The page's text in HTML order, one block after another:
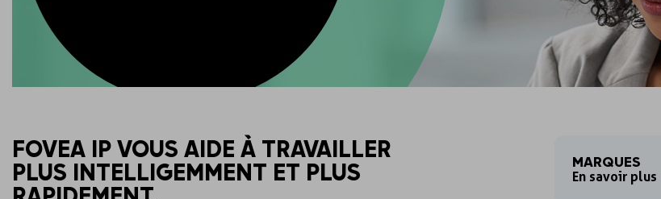
FOVEA IP VOUS AIDE À TRAVAILLER
PLUS INTELLIGEMMENT ET PLUS MARQUES
En savoir plus